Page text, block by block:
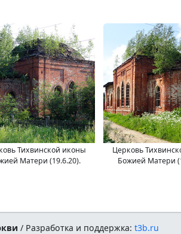
Тихвинской иконы
Матери (19.6.20).
Церковь
Божией Матери
/ Разработка и поддержка:t3b.ru